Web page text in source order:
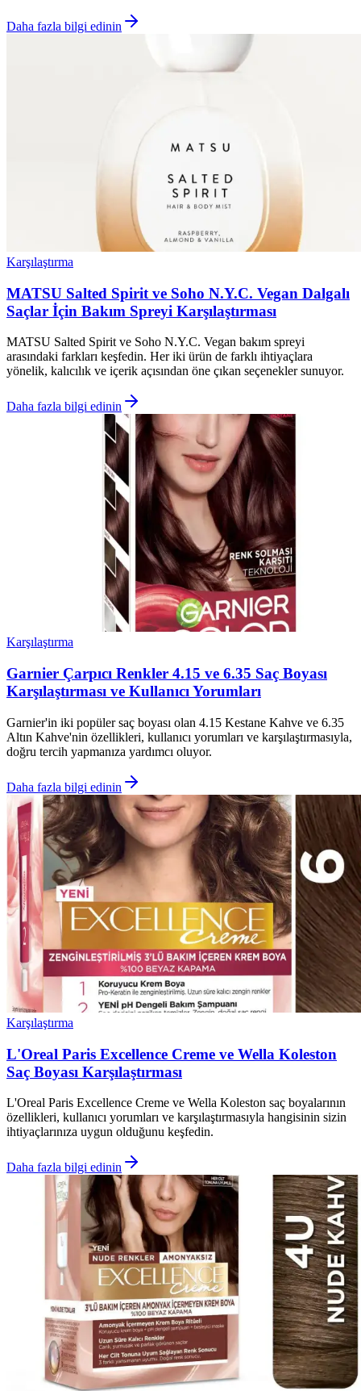
Daha fazla bilgi edinin
Karşılaştırma
MATSU Salted Spirit ve Soho N.Y.C. Vegan Dalgalı
Saçlar İçin Bakım Spreyi Karşılaştırması
MATSU Salted Spirit ve Soho N.Y.C. Vegan bakım spreyi
arasındaki farkları keşfedin. Her iki ürün de farklı ihtiyaçlara
yönelik, kalıcılık ve içerik açısından öne çıkan seçenekler sunuyor.
Daha fazla bilgi edinin
Karşılaştırma
Garnier Çarpıcı Renkler 4.15 ve 6.35 Saç Boyası
Karşılaştırması ve Kullanıcı Yorumları
Garnier'in iki popüler saç boyası olan 4.15 Kestane Kahve ve 6.35
Altın Kahve'nin özellikleri, kullanıcı yorumları ve karşılaştırmasıyla,
doğru tercih yapmanıza yardımcı oluyor.
Daha fazla bilgi edinin
Karşılaştırma
L'Oreal Paris Excellence Creme ve Wella Koleston
Saç Boyası Karşılaştırması
L'Oreal Paris Excellence Creme ve Wella Koleston saç boyalarının
özellikleri, kullanıcı yorumları ve karşılaştırmasıyla hangisinin sizin
ihtiyaçlarınıza uygun olduğunu keşfedin.
Daha fazla bilgi edinin